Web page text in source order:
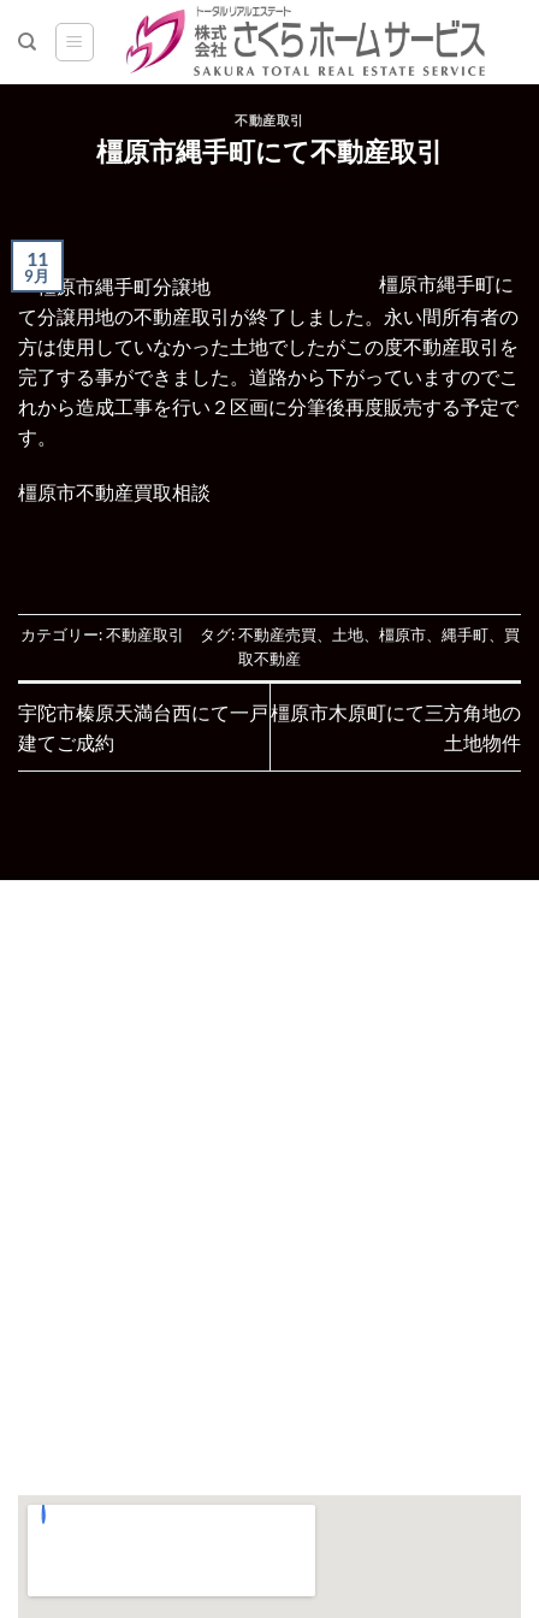
不動産取引
橿原市縄手町にて不動産取引
11
9月
橿原市縄手町に
て分譲用地の不動産取引が終了しました。 永い間所有者の
方は使用していなかった土地でしたがこの度不動産取引を
完了する事ができました。道路から下がっていますのでこ
れから造成工事を行い２区画に分筆後再度販売する予定で
す。
橿原市不動産買取相談
カテゴリー:不動産取引 タグ:不動産売買 土地、 橿原市、 縄手町、 買
取不動産
宇陀市榛原天満台西にて一戸
建てご成約
橿原市木原町にて三方角地の
土地物件